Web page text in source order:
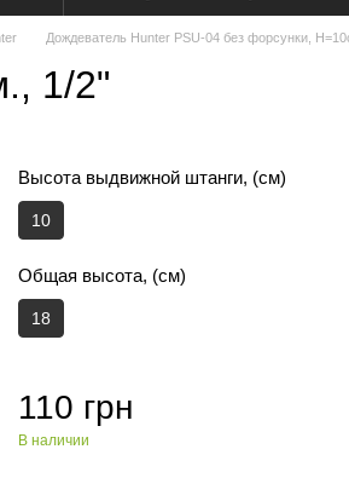
Дождеватель Hunter PSU-04 без форсунки,
1/2"
Высота выдвижной штанги, (см)
10
Общая высота, (см)
18
110 грн
В наличии